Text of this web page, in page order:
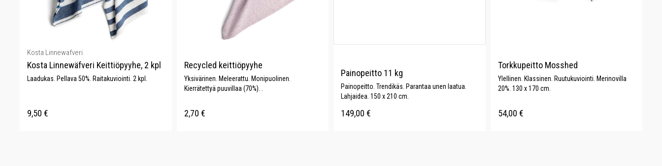
Kosta Linnewafveri
Kosta Linnewäfveri Keittiöpyyhe, 2 kpl
Laadukas. Pellava 50%. Raitakuviointi. 2 kpl.
9,50 €
Recycled keittiöpyyhe
Yksivärinen. Meleerattu. Monipuolinen.
Kierrätettyä puuvillaa (70%). .
2,70 €
Painopeitto 11 kg
Painopeitto. Trendikäs. Parantaa unen laatua.
Lahjaidea. 150 x 210 cm.
149,00 €
Torkkupeitto Mosshed
Ylellinen. Klassinen. Ruutukuviointi. Merinovilla
20%. 130 x 170 cm.
54,00 €